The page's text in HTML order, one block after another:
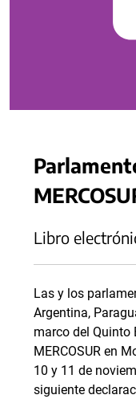
Libro
Las y los
Argentina,
marco del Quinto
MERCOSUR en
10 y 11 de
siguiente